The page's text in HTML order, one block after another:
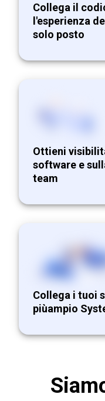
Collega il
l'esperienza
solo posto
Ottieni
software e
team
Collega i tuoi
piùampio